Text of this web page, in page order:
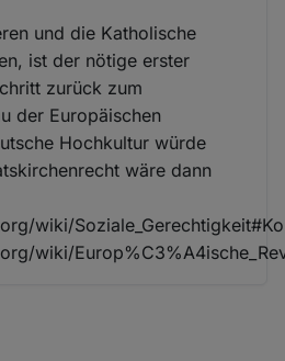
und die Katholische
ist der nötige erster
zurück zum
der Europäischen
Hochkultur würde
wäre dann
wiki/
wiki/